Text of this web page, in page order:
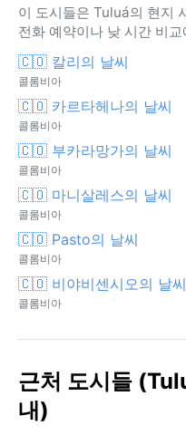
이 도시들은 Tuluá의 현
전화 예약이나 낮 시간 비
🇨🇴 칼리의 날씨
콜롬비아
🇨🇴 카르타헤나의 날씨
콜롬비아
🇨🇴 부카라망가의 날씨
콜롬비아
🇨🇴 마니살레스의 날씨
콜롬비아
🇨🇴 Pasto의 날씨
콜롬비아
🇨🇴 비야비센시오의 날씨
콜롬비아
근처 도시들
내)